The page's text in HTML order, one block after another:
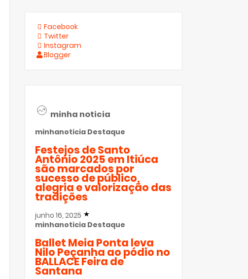
Facebook
Twitter
Instagram
Blogger
minha noticia
minhanoticia Destaque
Festejos de Santo
Antônio 2025 em Itiúca
são marcados por
sucesso de público,
alegria e valorização das
tradições
junho 16, 2025
minhanoticia Destaque
Ballet Meia Ponta leva
Nilo Peçanha ao pódio no
BALLACE Feira de
Santana